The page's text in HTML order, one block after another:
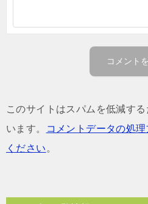
このサイトはスパムを低減す
います。
コメントデータの処
ください 。